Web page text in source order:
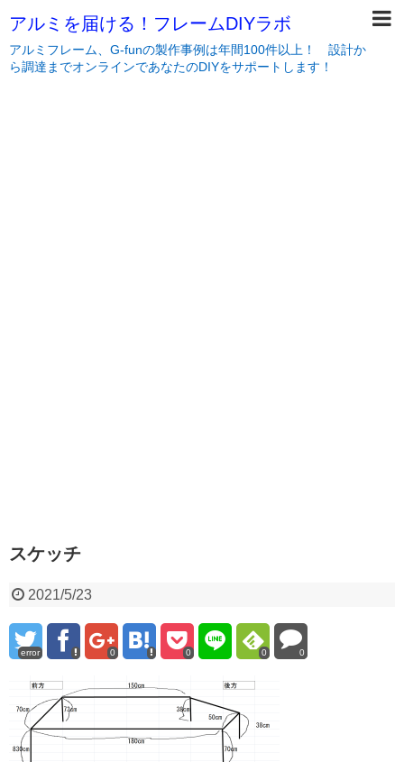
アルミを届ける！フレームDIYラボ
アルミフレーム、G-funの製作事例は年間100件以上！ 設計か
ら調達までオンラインであなたのDIYをサポートします！
スケッチ
2021/5/23
error 0 0 0 0